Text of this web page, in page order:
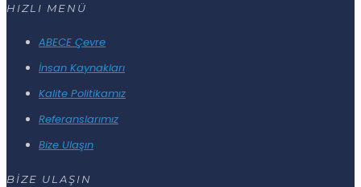
HIZLI MENÜ
ABECE Çevre
İnsan Kaynakları
Kalite Politikamız
Referanslarımız
Bize Ulaşın
BİZE ULAŞIN